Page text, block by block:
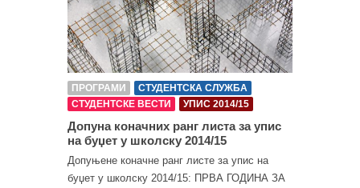
ПРОГРАМИ
СТУДЕНТСКА СЛУЖБА
СТУДЕНТСКЕ ВЕСТИ
УПИС 2014/15
Допуна коначних ранг листа за упис
на буџет у школску 2014/15
Допуњене коначне ранг листе за упис на
буџет у школску 2014/15: ПРВА ГОДИНА ЗА